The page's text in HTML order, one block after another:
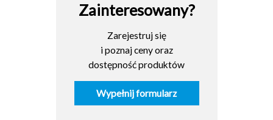
Zainteresowany?
Zarejestruj się
i poznaj ceny oraz
dostępność produktów
Wypełnij formularz